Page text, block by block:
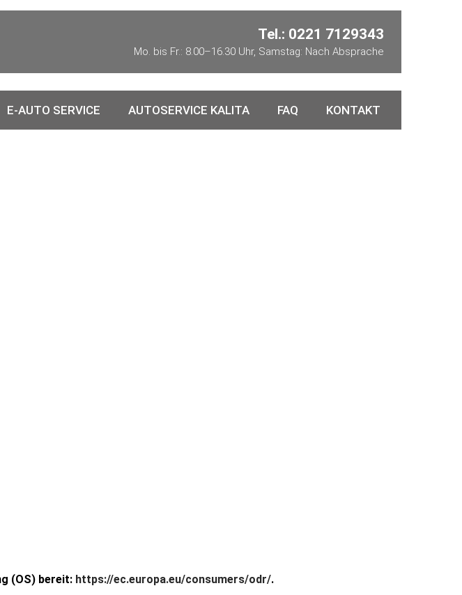
Tel.: 0221 7129343
Mo. bis Fr.: 8.00–16.30 Uhr, Samstag: Nach Absprache
E-AUTO SERVICE AUTOSERVICE KALITA FAQ KONTAKT
(OS) bereit: https://ec.europa.eu/consumers/odr/.